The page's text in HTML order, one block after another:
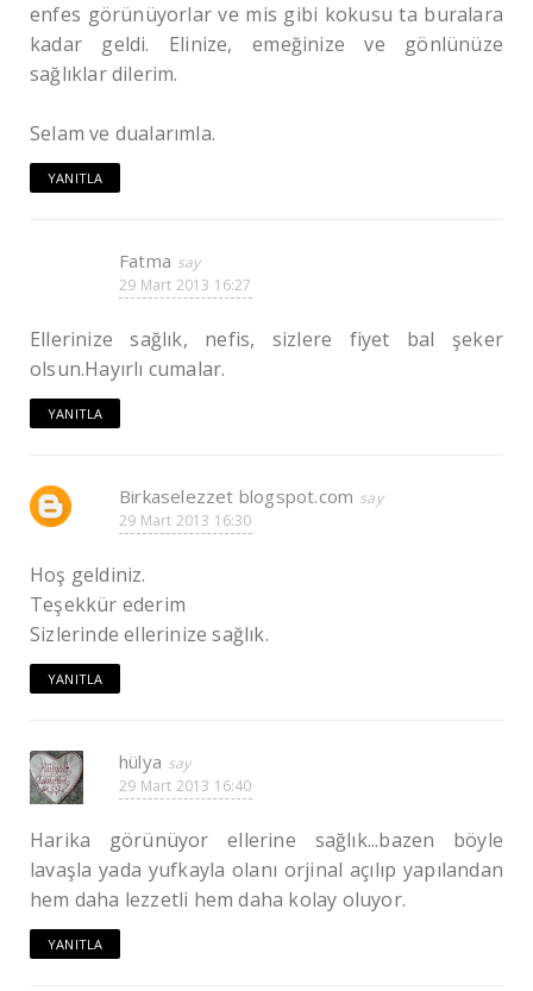
enfes görünüyorlar ve mis gibi kokusu ta buralara
kadar geldi. Elinize, emeğinize ve gönlünüze
sağlıklar dilerim.
Selam ve dualarımla.
YANITLA
Fatma
29 Mart 2013 16:27
Ellerinize sağlık, nefis, sizlere fiyet bal şeker
olsun.Hayırlı cumalar.
YANITLA
Birkaselezzet blogspot.com
29 Mart 2013 16:30
Hoş geldiniz.
Teşekkür ederim
Sizlerinde ellerinize sağlık.
YANITLA
hülya
29 Mart 2013 16:40
Harika görünüyor ellerine sağlık...bazen böyle
lavaşla yada yufkayla olanı orjinal açılıp yapılandan
hem daha lezzetli hem daha kolay oluyor.
YANITLA